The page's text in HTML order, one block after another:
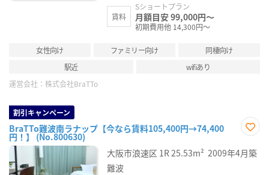
賃料
Sショートプラン
月額目安 99,000円～
初期費用他 14,300円～
女性向け ファミリー向け
同棲向け
駅近
wifiあり
運営会社： 株式会社BraTTo
割引キャンペーン
BraTTo難波南ラナップ【今なら賃料105,400円→74,400
円！】 (No.800630)
に入
り登
大阪市浪速区 1R 25.53m² 2009年4月築
難波